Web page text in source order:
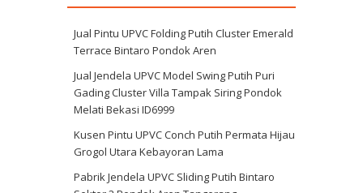
Jual Pintu UPVC Folding Putih Cluster Emerald
Terrace Bintaro Pondok Aren
Jual Jendela UPVC Model Swing Putih Puri
Gading Cluster Villa Tampak Siring Pondok
Melati Bekasi ID6999
Kusen Pintu UPVC Conch Putih Permata Hijau
Grogol Utara Kebayoran Lama
Pabrik Jendela UPVC Sliding Putih Bintaro